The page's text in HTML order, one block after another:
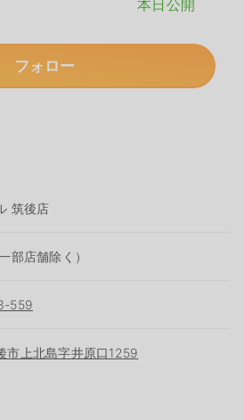
本日公開
フォロー
筑後店
部店舗除く）
559
市上北島字井原口1259